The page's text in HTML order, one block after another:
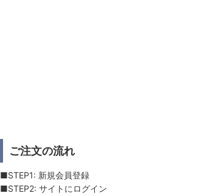
ご注文の流れ
■STEP1: 新規会員登録
■STEP2: サイトにログイン